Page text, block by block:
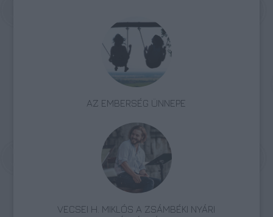
AZ EMBERSÉG ÜNNEPE
VECSEI H. MIKLÓS A ZSÁMBÉKI NYÁRI